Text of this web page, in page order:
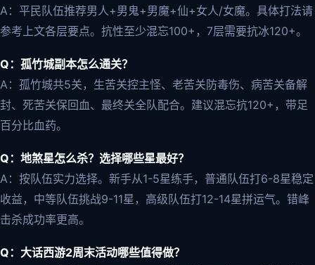
A：平民队伍推荐男人+男鬼+男魔+仙+女人/女魔。具体打法请
参考上文各层要点。抗性至少混忘100+，7层需要抗冰120+。
Q：孤竹城副本怎么通关？
A：孤竹城共5关，生苦关控主怪、老苦关防毒伤、病苦关备解
封、死苦关保回血、最终关全队配合。建议混忘抗120+，带足
百分比血药。
Q：地煞星怎么杀？选择哪些星最好？
A：按队伍实力选择。新手从1-5星练手，普通队伍打6-8星稳定
收益，中等队伍挑战9-11星，高级队伍打12-14星拼运气。错峰
击杀成功率更高。
Q：大话西游2周末活动哪些值得做？